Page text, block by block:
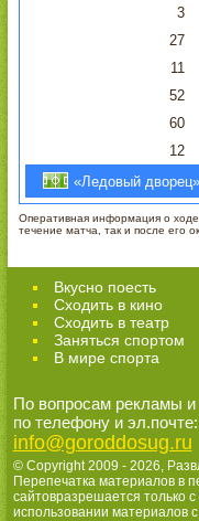
3
27
11
52
60
12
«Ледовый
Оперативная информация о ходе
течение матча, так и после его
Вкусно поесть
Сходить в кино
Cходить в театр
Заняться спортом
В мире спорта
По вопросам рекламы и
по телефону и эл.почте:
info@goroddosug.ru
© Copyright 2009 - 2026,
Перепечатка материалов в
сайтовразрешается только
использовании материалов